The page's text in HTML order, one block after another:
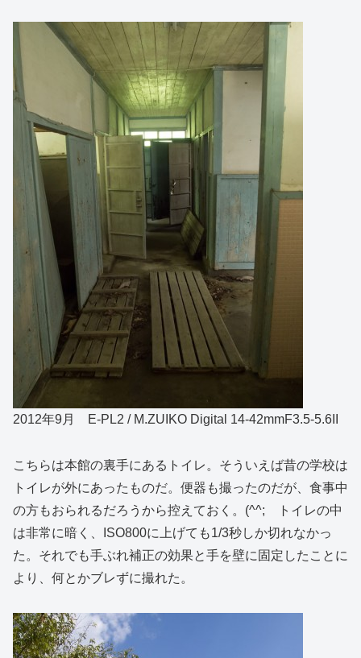
2012年9月 E-PL2 / M.ZUIKO Digital 14-42mmF3.5-5.6II
こちらは本館の裏手にあるトイレ。そういえば昔の学校は
トイレが外にあったものだ。便器も撮ったのだが、食事中
の方もおられるだろうから控えておく。(^^; トイレの中
は非常に暗く、ISO800に上げても1/3秒しか切れなかっ
た。それでも手ぶれ補正の効果と手を壁に固定したことに
より、何とかブレずに撮れた。